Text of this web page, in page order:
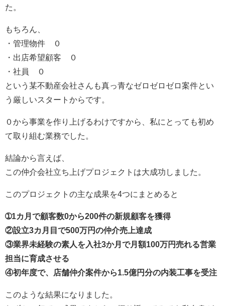
た。
もちろん、
・管理物件 ０
・出店希望顧客 ０
・社員 ０
という某不動産会社さんも真っ青なゼロゼロゼロ案件とい
う厳しいスタートからです。
０から事業を作り上げるわけですから、私にとっても初め
て取り組む業務でした。
結論から言えば、
この仲介会社立ち上げプロジェクトは大成功しました。
このプロジェクトの主な成果を4つにまとめると
➀1カ月で顧客数0から200件の新規顧客を獲得
②設立3カ月目で500万円の仲介売上達成
③業界未経験の素人を入社3か月で月額100万円売れる営業
担当に育成させる
④初年度で、店舗仲介案件から1.5億円分の内装工事を受注
このような結果になりました。